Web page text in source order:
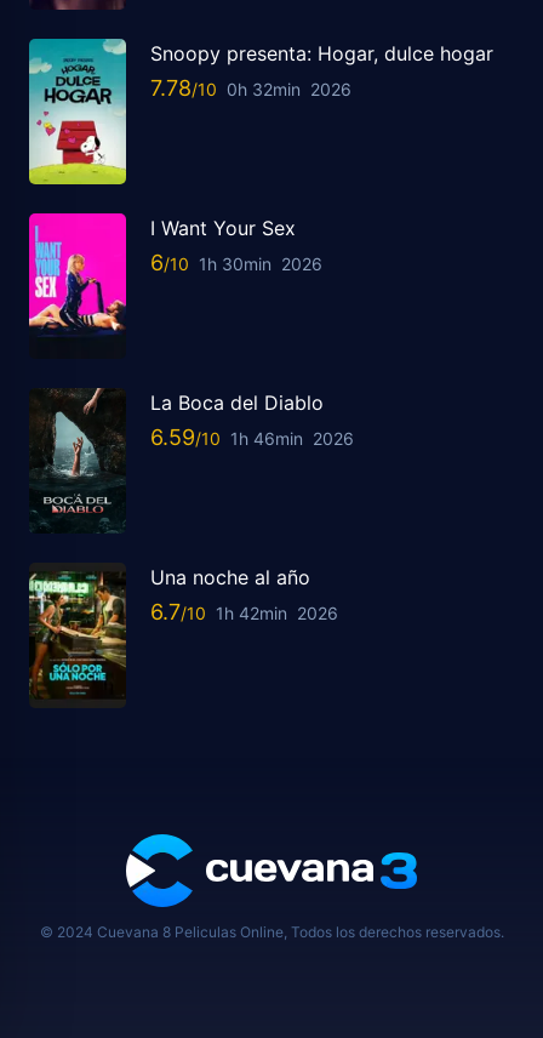
Snoopy presenta: Hogar, dulce hogar
7.78 0h 32min 2026
I Want Your Sex
6 1h 30min 2026
La Boca del Diablo
6.59 1h 46min 2026
Una noche al año
6.7 1h 42min 2026
© 2024 Cuevana 8 Peliculas Online, Todos los derechos reservados.